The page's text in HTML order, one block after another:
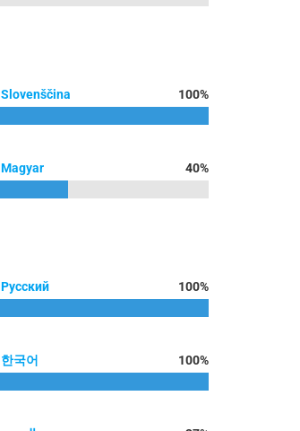
Slovenščina 100%
Magyar 40%
Русский 100%
한국어 100%